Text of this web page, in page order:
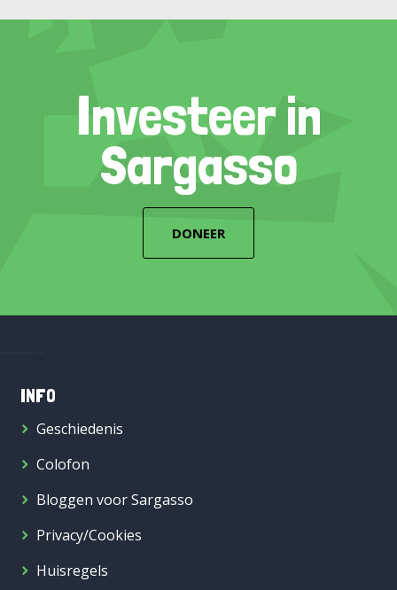
Investeer in
Sargasso
DONEER
INFO
Geschiedenis
Colofon
Bloggen voor Sargasso
Privacy/Cookies
Huisregels